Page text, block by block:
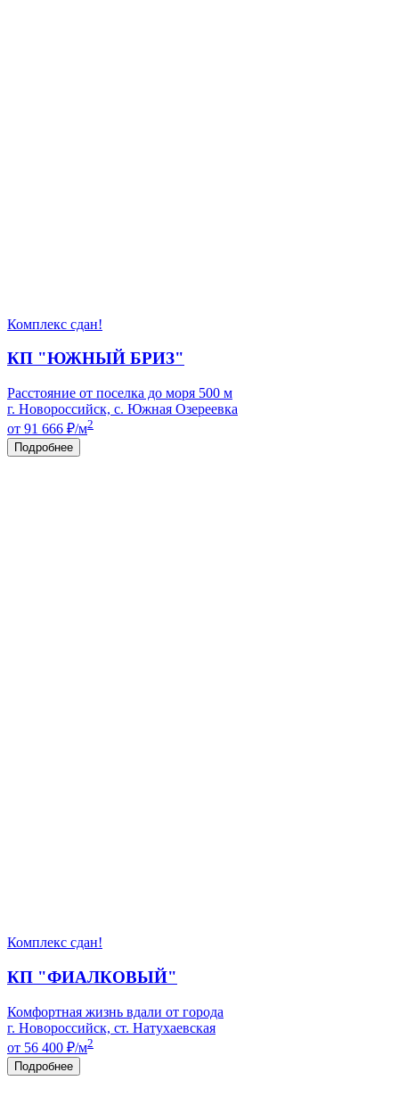
Комплекс сдан!
КП "ЮЖНЫЙ БРИЗ"
Расстояние от поселка до моря 500 м
г. Новороссийск, с. Южная Озереевка
от 91 666 ₽/м2
Подробнее
Комплекс сдан!
КП "ФИАЛКОВЫЙ"
Комфортная жизнь вдали от города
г. Новороссийск, ст. Натухаевская
от 56 400 ₽/м2
Подробнее